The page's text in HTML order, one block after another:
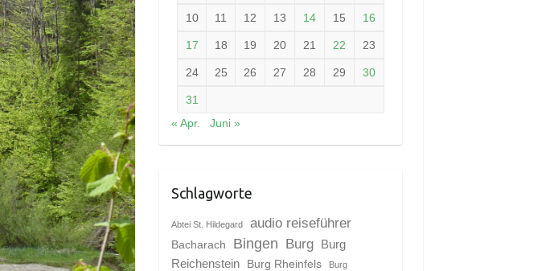
10 11 12 13 14 15 16
17 18 19 20 21 22 23
24 25 26 27 28 29 30
31
« Apr.
Juni »
Schlagworte
Abtei St. Hildegard audio reiseführer
Bacharach Bingen Burg
Burg
Reichenstein
Burg Rheinfels Burg